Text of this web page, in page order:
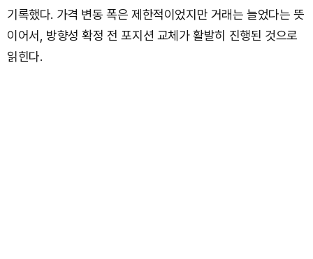
기록했다. 가격 변동 폭은 제한적이었지만 거래는 늘었다는 뜻
이어서, 방향성 확정 전 포지션 교체가 활발히 진행된 것으로
읽힌다.